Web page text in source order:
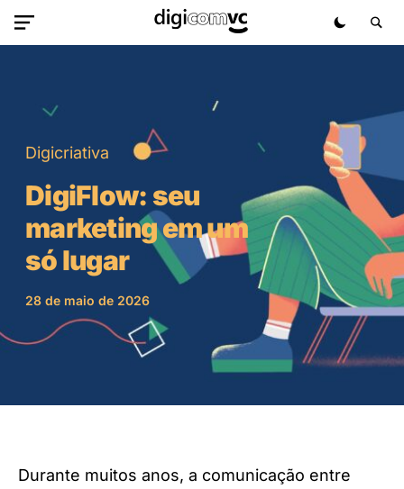
Digicriativa
DigiFlow: seu
marketing em um
só lugar
28 de maio de 2026
Durante muitos anos, a comunicação entre